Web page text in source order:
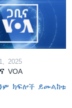
2025
VOA
ክፍሎች ይመልከቱ